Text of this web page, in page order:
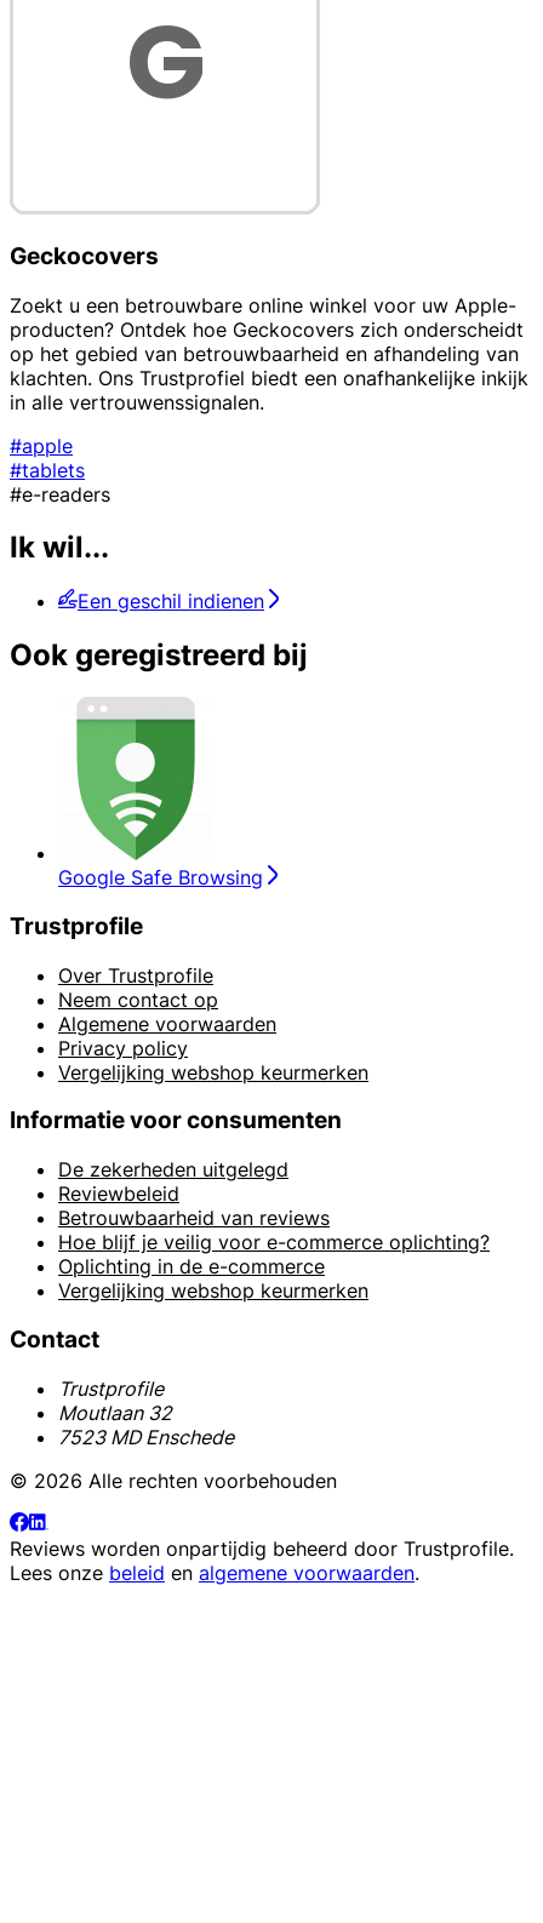
Geckocovers
Zoekt u een betrouwbare online winkel voor uw Apple-
producten? Ontdek hoe Geckocovers zich onderscheidt
op het gebied van betrouwbaarheid en afhandeling van
klachten. Ons Trustprofiel biedt een onafhankelijke inkijk
in alle vertrouwenssignalen.
#apple
#tablets
#e-readers
Ik wil...
Een geschil indienen
Ook geregistreerd bij
Google Safe Browsing
Trustprofile
Over Trustprofile
Neem contact op
Algemene voorwaarden
Privacy policy
Vergelijking webshop keurmerken
Informatie voor consumenten
De zekerheden uitgelegd
Reviewbeleid
Betrouwbaarheid van reviews
Hoe blijf je veilig voor e-commerce oplichting?
Oplichting in de e-commerce
Vergelijking webshop keurmerken
Contact
Trustprofile
Moutlaan 32
7523 MD Enschede
© 2026 Alle rechten voorbehouden
Reviews worden onpartijdig beheerd door Trustprofile.
Lees onze beleid en algemene voorwaarden.